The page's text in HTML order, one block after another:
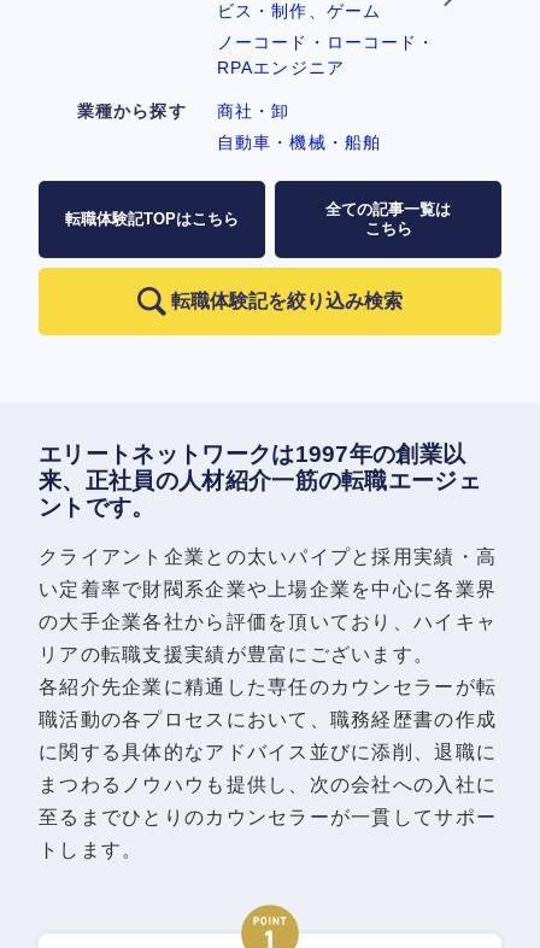
ビス・制作、ゲーム
ノーコード・ローコード・
RPAエンジニア
業種から探す
商社・卸
自動車・機械・船舶
転職体験記TOPはこちら
転職体験記を絞り込み検索
全ての記事一覧は
こちら
エリートネットワークは1997年の創業以
来、正社員の人材紹介一筋の転職エージェ
ントです。
クライアント企業との太いパイプと採用実績・高
い定着率で財閥系企業や上場企業を中心に各業界
の大手企業各社から評価を頂いており、ハイキャ
リアの転職支援実績が豊富にございます。
各紹介先企業に精通した専任のカウンセラーが転
職活動の各プロセスにおいて、職務経歴書の作成
に関する具体的なアドバイス並びに添削、退職に
まつわるノウハウも提供し、次の会社への入社に
至るまでひとりのカウンセラーが一貫してサポー
トします。